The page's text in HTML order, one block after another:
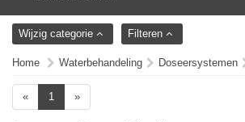
Wijzig categorie Filteren
Home Waterbehandeling Doseersystemen
« 1 »